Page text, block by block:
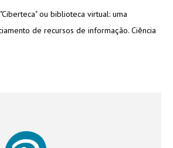
ou biblioteca virtual: uma
de recursos de informação. Ciência